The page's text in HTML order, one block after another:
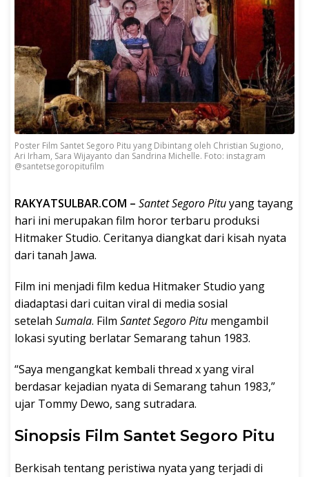
Poster Film Santet Segoro Pitu yang Dibintang oleh Christian Sugiono,
Ari Irham, Sara Wijayanto dan Sandrina Michelle. Foto: instagram
@santetsegoropitufilm
RAKYATSULBAR.COM – Santet Segoro Pituyang tayang
hari ini merupakan film horor terbaru produksi
Hitmaker Studio. Ceritanya diangkat dari kisah nyata
dari tanah Jawa.
Film ini menjadi film kedua Hitmaker Studio yang
diadaptasi dari cuitan viral di media sosial
setelah Sumala. Film Santet Segoro Pitu mengambil
lokasi syuting berlatar Semarang tahun 1983.
“Saya mengangkat kembali thread x yang viral
berdasar kejadian nyata di Semarang tahun 1983,”
ujar Tommy Dewo, sang sutradara.
Sinopsis Film Santet Segoro Pitu
Berkisah tentang peristiwa nyata yang terjadi di